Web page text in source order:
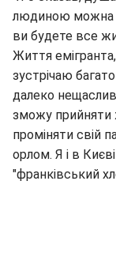
людиною можна
ви будете все
Життя
зустрічаю
далеко
зможу прийняти
проміняти свій
орлом. Я і в
"франківський